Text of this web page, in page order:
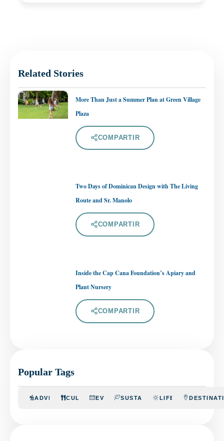
Related Stories
More Than Just a Summer Plan at Green Village
Plaza
COMPARTIR
Two Days of Dominican Design with The Living
Route and Sr. Manolo
COMPARTIR
Inside the Cap Cana Foundation’s Apiary and
Plant Nursery
COMPARTIR
Popular Tags
ADVENTURECULINARYEVENTSSUSTAINABILITYLIFESTYLE